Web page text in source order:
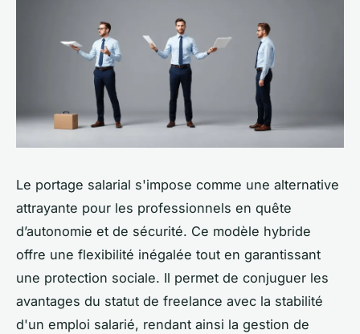
Le portage salarial s'impose comme une alternative
attrayante pour les professionnels en quête
d’autonomie et de sécurité. Ce modèle hybride
offre une flexibilité inégalée tout en garantissant
une protection sociale. Il permet de conjuguer les
avantages du statut de freelance avec la stabilité
d'un emploi salarié, rendant ainsi la gestion de